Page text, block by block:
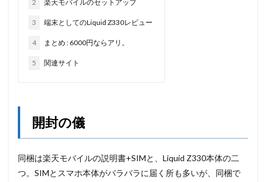
2 楽天モバイルのセットアップ
3 端末としてのLiquid Z330レビュー
4 まとめ : 6000円ならアリ。
5 関連サイト
開封の儀
同梱は楽天モバイルの説明書+SIMと、Liquid Z330本体の二
つ。SIMとスマホ本体がバラバラに届く所も多いが、同梱で